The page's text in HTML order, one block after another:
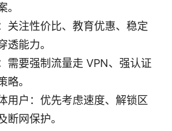
。
关注性价比、教育优惠、稳定
透能力。
需要强制流量走 VPN、强认证
略。
用户：优先考虑速度、解锁区
断网保护。